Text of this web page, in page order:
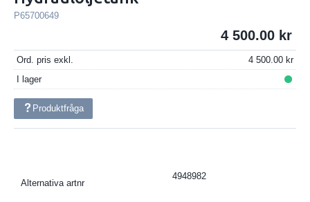
P65700649
4 500.00
Ord. pris exkl.
4 500.00
I lager
Produktfråga
Alternativa artnr
4948982